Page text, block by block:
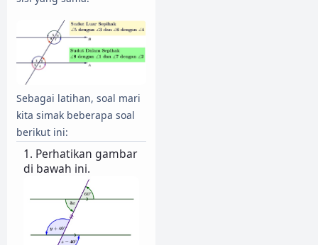
Sebagai latihan, soal mari
kita simak beberapa soal
berikut ini:
1. Perhatikan gambar
di bawah ini.